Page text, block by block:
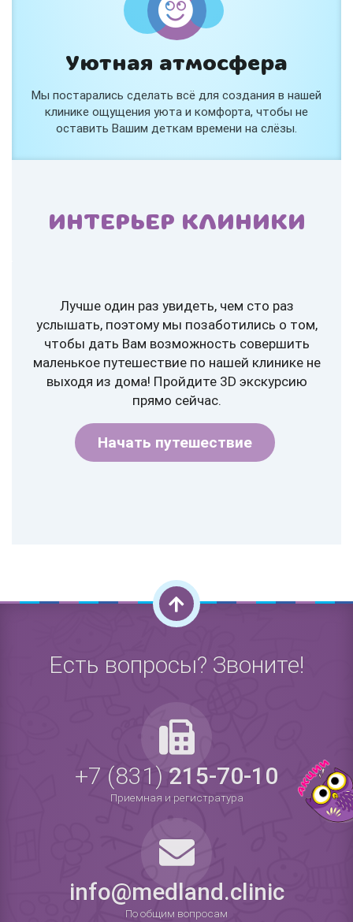
Уютная атмосфера
Мы постарались сделать всё для создания в нашей
клинике ощущения уюта и комфорта, чтобы не
оставить Вашим деткам времени на слёзы.
ИНТЕРЬЕР КЛИНИКИ
Лучше один раз увидеть, чем сто раз
услышать, поэтому мы позаботились о том,
чтобы дать Вам возможность совершить
маленькое путешествие по нашей клинике не
выходя из дома! Пройдите 3D экскурсию
прямо сейчас.
Начать путешествие
Есть вопросы? Звоните!
+7 (831)215-70-10
Приемная и регистратура
info@medland.clinic
По общим вопросам